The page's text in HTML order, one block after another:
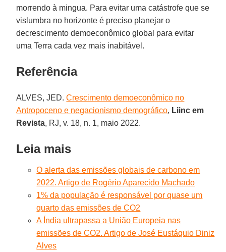
morrendo à mingua. Para evitar uma catástrofe que se
vislumbra no horizonte é preciso planejar o
decrescimento demoeconômico global para evitar
uma Terra cada vez mais inabitável.
Referência
ALVES, JED.Crescimento demoeconômico no
Antropoceno e negacionismo demográfico, Liinc em
Revista, RJ, v. 18, n. 1, maio 2022.
Leia mais
O alerta das emissões globais de carbono em
2022. Artigo de Rogério Aparecido Machado
1% da população é responsável por quase um
quarto das emissões de CO2
A Índia ultrapassa a União Europeia nas
emissões de CO2. Artigo de José Eustáquio Diniz
Alves